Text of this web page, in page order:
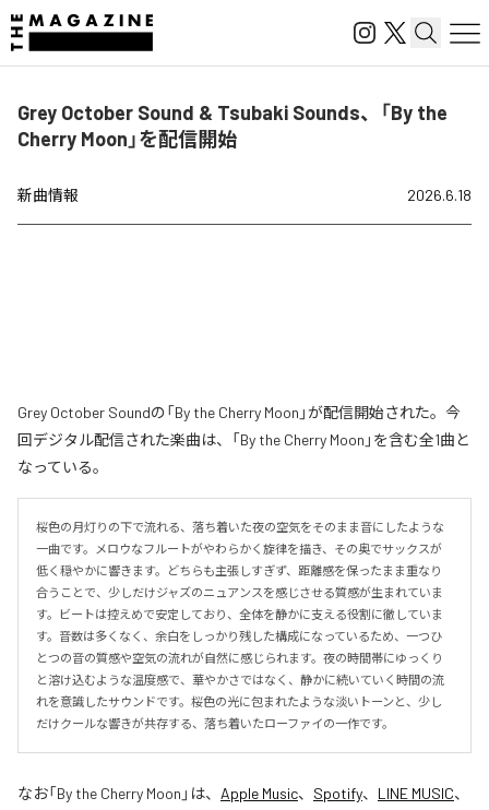
Grey October Sound & Tsubaki Sounds、「By the
Cherry Moon」を配信開始
新曲情報 2026.6.18
Grey October Soundの「By the Cherry Moon」が配信開始された。今
回デジタル配信された楽曲は、「By the Cherry Moon」を含む全1曲と
なっている。
桜色の月灯りの下で流れる、落ち着いた夜の空気をそのまま音にしたような
一曲です。メロウなフルートがやわらかく旋律を描き、その奥でサックスが
低く穏やかに響きます。どちらも主張しすぎず、距離感を保ったまま重なり
合うことで、少しだけジャズのニュアンスを感じさせる質感が生まれていま
す。ビートは控えめで安定しており、全体を静かに支える役割に徹していま
す。音数は多くなく、余白をしっかり残した構成になっているため、一つひ
とつの音の質感や空気の流れが自然に感じられます。夜の時間帯にゆっくり
と溶け込むような温度感で、華やかさではなく、静かに続いていく時間の流
れを意識したサウンドです。桜色の光に包まれたような淡いトーンと、少し
だけクールな響きが共存する、落ち着いたローファイの一作です。
なお「By the Cherry Moon 」は、 Apple Music、 Spotify、 LINE MUSIC、